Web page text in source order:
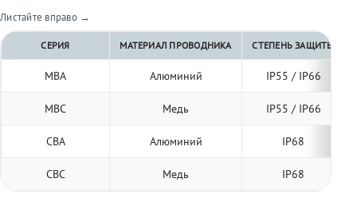
Листайте вправо →
СЕРИЯ МАТЕРИАЛ ПРОВОДНИКА СТЕПЕНЬ ЗАЩИТЫ
МВА Алюминий IP55 / IP66
МВС Медь IP55 / IP66
СВА Алюминий IP68
СВС Медь IP68